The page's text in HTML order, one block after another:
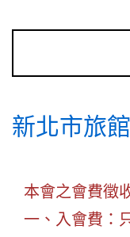
新北市旅
本會之會費徵
一、入會費：